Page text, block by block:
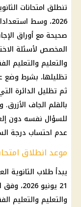
2026، وسط
المخصص لأسئلة
والتعليم والتعليم
تظليلها، بشرط وضع
ثم تظليل الدائرة
بالقلم الجاف
للسؤال نفسه دون
عدم احتساب درجة
موعد انطلاق
يبدأ طلاب الثانوية
21
والتعليم والتعليم